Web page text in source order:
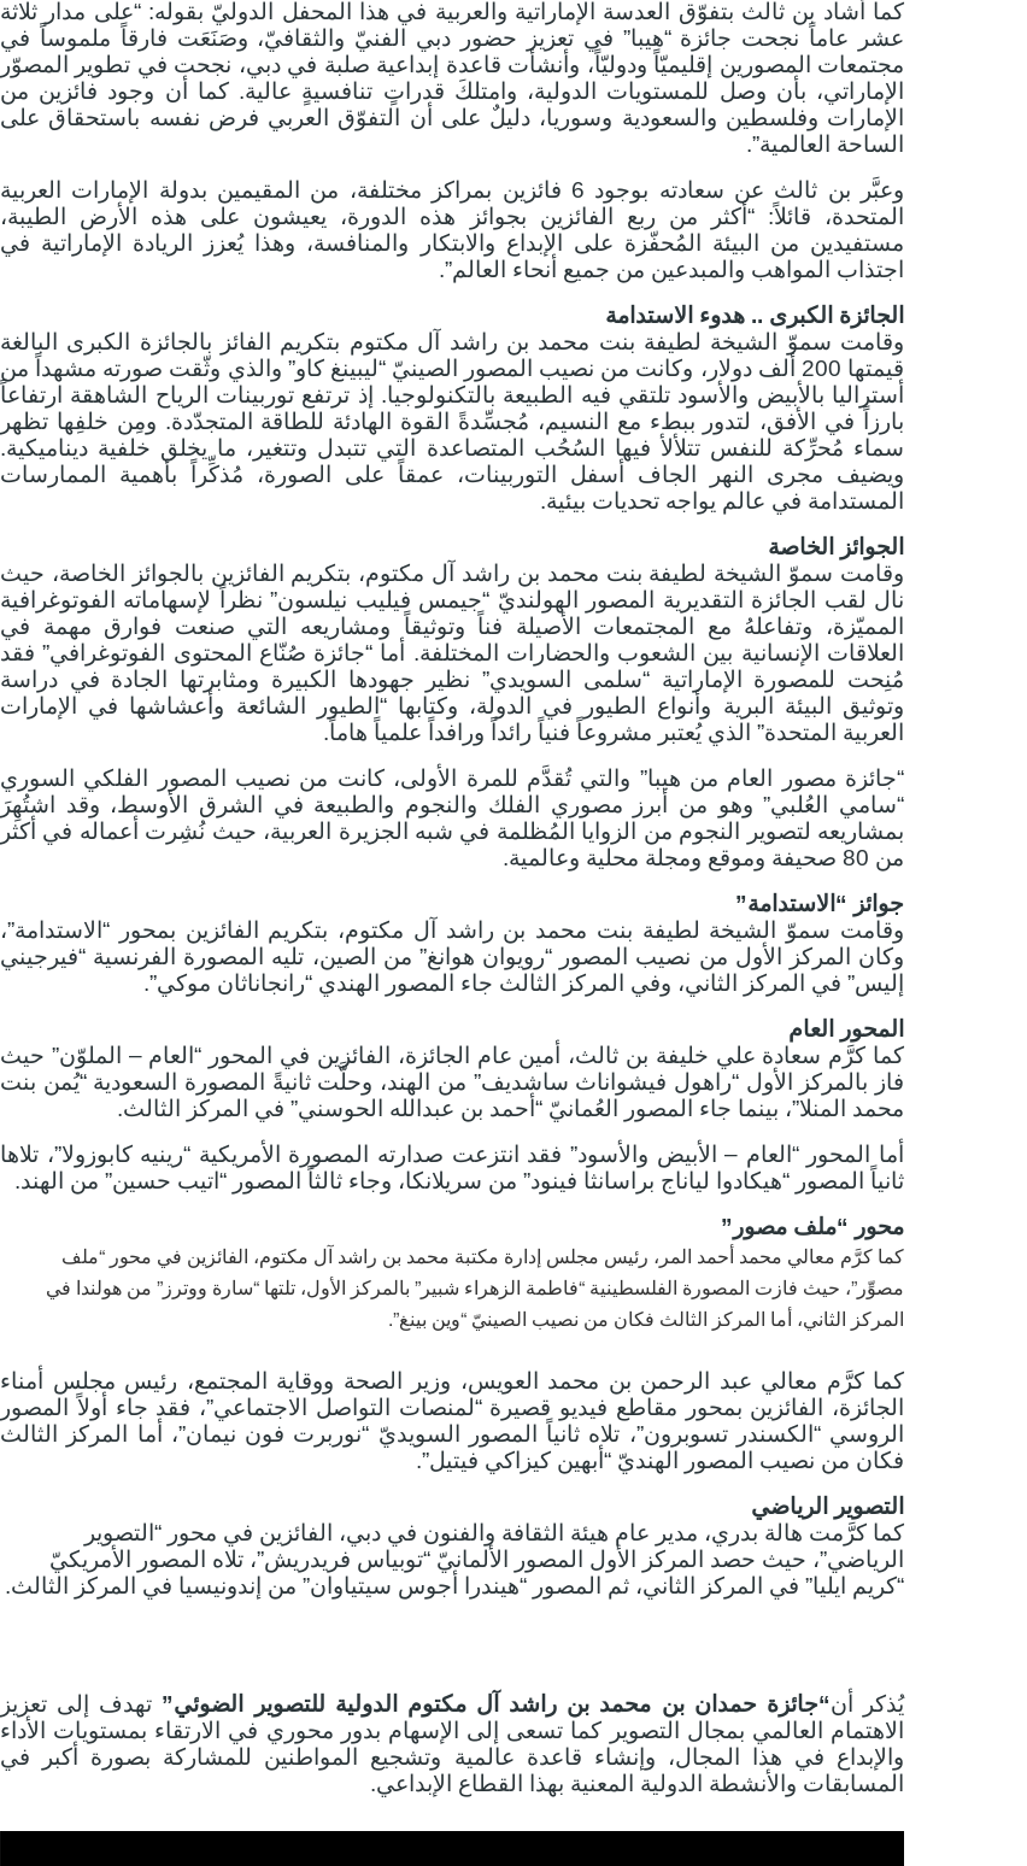
كما أشاد بن ثالث بتفوّق العدسة الإماراتية والعربية في هذا المحفل الدوليّ بقوله: “على مدار ثلاثة
عشر عاماً نجحت جائزة “هيبا” في تعزيز حضور دبي الفنيّ والثقافيّ، وصَنَعَت فارقاً ملموساً في
مجتمعات المصورين إقليميّاً ودوليّاً، وأنشأت قاعدة إبداعية صلبة في دبي، نجحت في تطوير المصوّر
الإماراتي، بأن وصل للمستويات الدولية، وامتلكَ قدراتٍ تنافسيةٍ عالية. كما أن وجود فائزين من
الإمارات وفلسطين والسعودية وسوريا، دليلٌ على أن التفوّق العربي فرض نفسه باستحقاق على
الساحة العالمية”.
وعبَّر بن ثالث عن سعادته بوجود 6 فائزين بمراكز مختلفة، من المقيمين بدولة الإمارات العربية
المتحدة، قائلاً: “أكثر من ربع الفائزين بجوائز هذه الدورة، يعيشون على هذه الأرض الطيبة،
مستفيدين من البيئة المُحفّزة على الإبداع والابتكار والمنافسة، وهذا يُعزز الريادة الإماراتية في
اجتذاب المواهب والمبدعين من جميع أنحاء العالم”.
الجائزة الكبرى .. هدوء الاستدامة
وقامت سموّ الشيخة لطيفة بنت محمد بن راشد آل مكتوم بتكريم الفائز بالجائزة الكبرى البالغة
قيمتها 200 ألف دولار، وكانت من نصيب المصور الصينيّ “ليبينغ كاو” والذي وثّقت صورته مشهداً من
أستراليا بالأبيض والأسود تلتقي فيه الطبيعة بالتكنولوجيا. إذ ترتفع توربينات الرياح الشاهقة ارتفاعاً
بارزاً في الأفق، لتدور ببطء مع النسيم، مُجسِّدةً القوة الهادئة للطاقة المتجدّدة. ومِن خلفِها تظهر
سماء مُحرِّكة للنفس تتلألأ فيها السُحُب المتصاعدة التي تتبدل وتتغير، ما يخلق خلفية ديناميكية.
ويضيف مجرى النهر الجاف أسفل التوربينات، عمقاً على الصورة، مُذكِّراً بأهمية الممارسات
المستدامة في عالم يواجه تحديات بيئية.
الجوائز الخاصة
وقامت سموّ الشيخة لطيفة بنت محمد بن راشد آل مكتوم، بتكريم الفائزين بالجوائز الخاصة، حيث
نال لقب الجائزة التقديرية المصور الهولنديّ “جيمس فيليب نيلسون” نظراً لإسهاماته الفوتوغرافية
المميّزة، وتفاعلهُ مع المجتمعات الأصيلة فناً وتوثيقاً ومشاريعه التي صنعت فوارق مهمة في
العلاقات الإنسانية بين الشعوب والحضارات المختلفة. أما “جائزة صُنّاع المحتوى الفوتوغرافي” فقد
مُنِحت للمصورة الإماراتية “سلمى السويدي” نظير جهودها الكبيرة ومثابرتها الجادة في دراسة
وتوثيق البيئة البرية وأنواع الطيور في الدولة، وكتابها “الطيور الشائعة وأعشاشها في الإمارات
العربية المتحدة” الذي يُعتبر مشروعاً فنياً رائداً ورافداً علمياً هاماً.
“جائزة مصور العام من هيبا” والتي تُقدَّم للمرة الأولى، كانت من نصيب المصور الفلكي السوري
“سامي العُلبي” وهو من أبرز مصوري الفلك والنجوم والطبيعة في الشرق الأوسط، وقد اشتُهِرَ
بمشاريعه لتصوير النجوم من الزوايا المُظلمة في شبه الجزيرة العربية، حيث نُشِرت أعماله في أكثر
من 80 صحيفة وموقع ومجلة محلية وعالمية.
جوائز “الاستدامة”
وقامت سموّ الشيخة لطيفة بنت محمد بن راشد آل مكتوم، بتكريم الفائزين بمحور “الاستدامة”،
وكان المركز الأول من نصيب المصور “رويوان هوانغ” من الصين، تليه المصورة الفرنسية “فيرجيني
إليس” في المركز الثاني، وفي المركز الثالث جاء المصور الهندي “رانجاناثان موكي”.
المحور العام
كما كرَّم سعادة علي خليفة بن ثالث، أمين عام الجائزة، الفائزين في المحور “العام – الملوّن” حيث
فاز بالمركز الأول “راهول فيشواناث ساشديف” من الهند، وحلَّت ثانيةً المصورة السعودية “يُمن بنت
محمد المنلا”، بينما جاء المصور العُمانيّ “أحمد بن عبدالله الحوسني” في المركز الثالث.
أما المحور “العام – الأبيض والأسود” فقد انتزعت صدارته المصورة الأمريكية “رينيه كابوزولا”، تلاها
ثانياً المصور “هيكادوا لياناج براسانثا فينود” من سريلانكا، وجاء ثالثاً المصور “اتيب حسين” من الهند.
محور “ملف مصور”
كما كرَّم معالي محمد أحمد المر، رئيس مجلس إدارة مكتبة محمد بن راشد آل مكتوم، الفائزين في محور “ملف
مصوِّر”، حيث فازت المصورة الفلسطينية “فاطمة الزهراء شبير” بالمركز الأول، تلتها “سارة ووترز” من هولندا في
المركز الثاني، أما المركز الثالث فكان من نصيب الصينيّ “وين بينغ”.
كما كرَّم معالي عبد الرحمن بن محمد العويس، وزير الصحة ووقاية المجتمع، رئيس مجلس أمناء
الجائزة، الفائزين بمحور مقاطع فيديو قصيرة “لمنصات التواصل الاجتماعي”، فقد جاء أولاً المصور
الروسي “الكسندر تسوبرون”، تلاه ثانياً المصور السويديّ “نوربرت فون نيمان”، أما المركز الثالث
فكان من نصيب المصور الهنديّ “أبهين كيزاكي فيتيل”.
التصوير الرياضي
كما كرَّمت هالة بدري، مدير عام هيئة الثقافة والفنون في دبي، الفائزين في محور “التصوير
الرياضي”، حيث حصد المركز الأول المصور الألمانيّ “توبياس فريدريش”، تلاه المصور الأمريكيّ
“كريم ايليا” في المركز الثاني، ثم المصور “هيندرا أجوس سيتياوان” من إندونيسيا في المركز الثالث.
يُذكر أن“جائزة حمدان بن محمد بن راشد آل مكتوم الدولية للتصوير الضوئي” تهدف إلى تعزيز
الاهتمام العالمي بمجال التصوير كما تسعى إلى الإسهام بدور محوري في الارتقاء بمستويات الأداء
والإبداع في هذا المجال، وإنشاء قاعدة عالمية وتشجيع المواطنين للمشاركة بصورة أكبر في
المسابقات والأنشطة الدولية المعنية بهذا القطاع الإبداعي.